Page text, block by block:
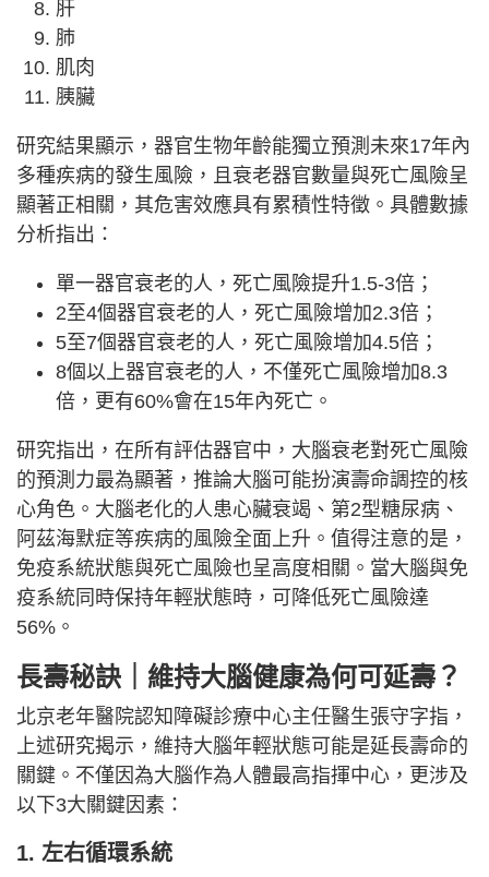
肝
肺
肌肉
胰臟
研究結果顯示，器官生物年齡能獨立預測未來17年內
多種疾病的發生風險，且衰老器官數量與死亡風險呈
顯著正相關，其危害效應具有累積性特徵。具體數據
分析指出：
單一器官衰老的人，死亡風險提升1.5-3倍；
2至4個器官衰老的人，死亡風險增加2.3倍；
5至7個器官衰老的人，死亡風險增加4.5倍；
8個以上器官衰老的人，不僅死亡風險增加8.3
倍，更有60%會在15年內死亡。
研究指出，在所有評估器官中，大腦衰老對死亡風險
的預測力最為顯著，推論大腦可能扮演壽命調控的核
心角色。大腦老化的人患心臟衰竭、第2型糖尿病、
阿茲海默症等疾病的風險全面上升。值得注意的是，
免疫系統狀態與死亡風險也呈高度相關。當大腦與免
疫系統同時保持年輕狀態時，可降低死亡風險達
56%。
長壽秘訣｜維持大腦健康為何可延壽？
北京老年醫院認知障礙診療中心主任醫生張守字指，
上述研究揭示，維持大腦年輕狀態可能是延長壽命的
關鍵。不僅因為大腦作為人體最高指揮中心，更涉及
以下3大關鍵因素：
1. 左右循環系統